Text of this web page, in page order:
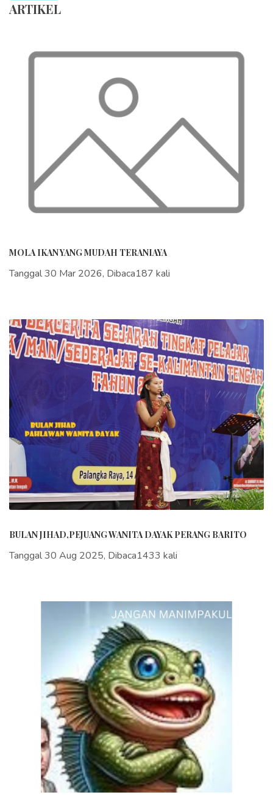
ARTIKEL
MOLA IKAN YANG MUDAH TERANIAYA
Tanggal 30 Mar 2026, Dibaca187 kali
BULAN JIHAD,PEJUANG WANITA DAYAK PERANG BARITO
Tanggal 30 Aug 2025, Dibaca1433 kali